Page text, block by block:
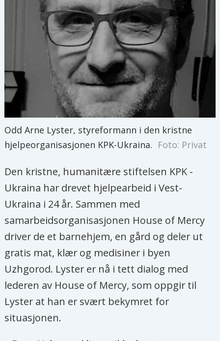
Odd Arne Lyster, styreformann i den kristne
hjelpeorganisasjonen KPK-Ukraina. Foto: Privat
Den kristne, humanitære stiftelsen KPK -
Ukraina har drevet hjelpearbeid i Vest-
Ukraina i 24 år. Sammen med
samarbeidsorganisasjonen House of Mercy
driver de et barnehjem, en gård og deler ut
gratis mat, klær og medisiner i byen
Uzhgorod. Lyster er nå i tett dialog med
lederen av House of Mercy, som oppgir til
Lyster at han er svært bekymret for
situasjonen.